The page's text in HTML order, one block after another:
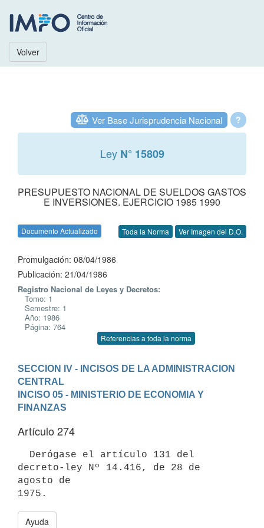
Volver
?
Ver Base Jurisprudencia Nacional
Ley N° 15809
PRESUPUESTO NACIONAL DE SUELDOS GASTOS
E INVERSIONES. EJERCICIO 1985 1990
Documento Actualizado Toda la Norma Ver Imagen del D.O.
Promulgación: 08/04/1986
Publicación: 21/04/1986
Registro Nacional de Leyes y Decretos:
Tomo: 1
Semestre: 1
Año: 1986
Página: 764
Referencias a toda la norma
SECCION IV - INCISOS DE LA ADMINISTRACION
CENTRAL
INCISO 05 - MINISTERIO DE ECONOMIA Y
FINANZAS
Artículo 274
decreto-ley Nº 14.416, de 28 de
agosto de
Ayuda